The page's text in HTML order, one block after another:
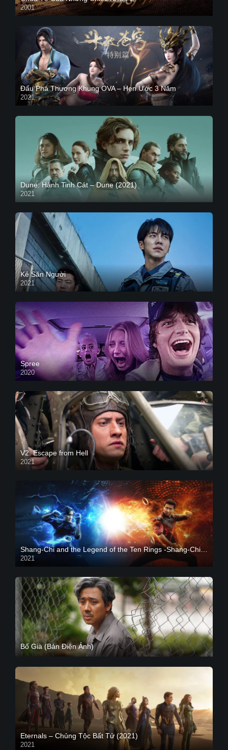
2001
Đấu Phá Thương Khung OVA – Hẹn Ước 3 Năm
2021
Dune: Hành Tinh Cát – Dune (2021)
2021
HD VIETSUB
Kẻ Săn Người
2021
Spree
2020
V2. Escape from Hell
2021
Shang-Chi and the Legend of the Ten Rings -Shang-Chi và huyền thoại Thập Luân
2021
CAM
Bố Già (Bản Điện Ảnh)
Eternals – Chủng Tộc Bất Tử (2021)
2021